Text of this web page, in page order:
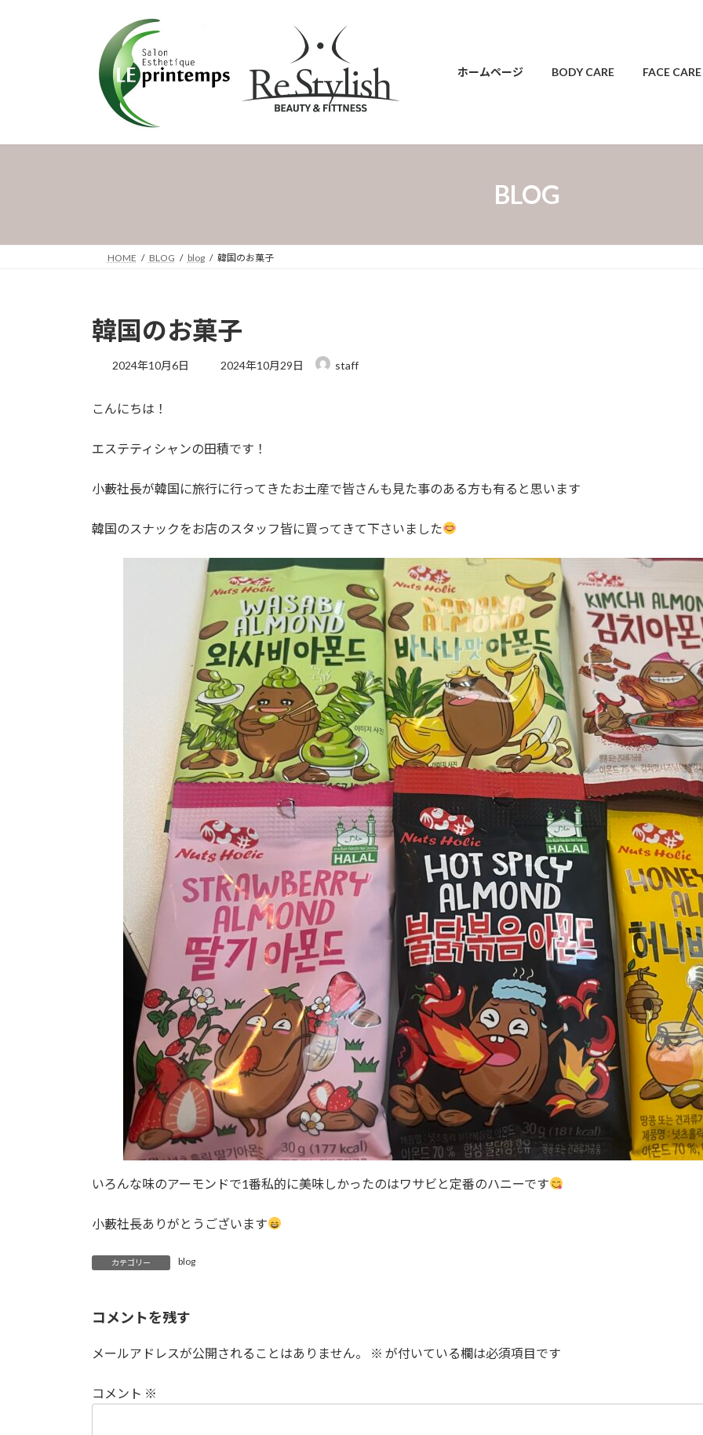
キ
に
ホームページ BODY CARE FACE CARE
BLOG
HOME BLOG blog 韓国のお菓子
韓国のお菓子
2024年10月6日
最
時
:
2024年10月29日 staff
こんにちは！
エステティシャンの田積です！
小藪社長が韓国に旅行に行ってきたお土産で皆さんも見た事のある方も有ると思います
韓国のスナックをお店のスタッフ皆に買ってきて下さいました
いろんな味のアーモンドで1番私的に美味しかったのはワサビと定番のハニーです
小藪社長ありがとうございます
カテゴリー blog
コメントを残す
メールアドレスが公開されることはありません。 ※ が付いている欄は必須項目です
コメント ※